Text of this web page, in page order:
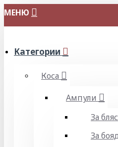
МЕНЮ
Категории
Коса
Ампули
За
За